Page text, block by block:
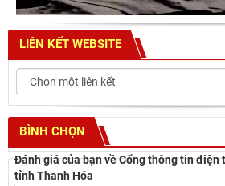
LIÊN KẾT WEBSITE
BÌNH CHỌN
Đánh giá của bạn về Cổng thông tin điện
tỉnh Thanh Hóa